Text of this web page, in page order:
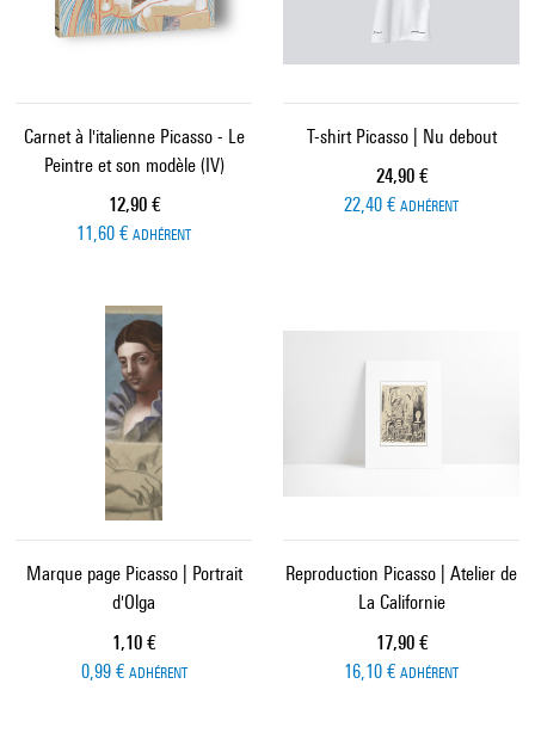
Carnet à l'italienne Picasso - Le
Peintre et son modèle (IV)
Prix ​​actuel
12,90 €
11,60 € ADHÉRENT
T-shirt Picasso | Nu debout
Prix ​​actuel
24,90 €
22,40 € ADHÉRENT
Marque page Picasso | Portrait
d'Olga
Prix ​​actuel
1,10 €
0,99 € ADHÉRENT
Reproduction Picasso | Atelier de
La Californie
Prix ​​actuel
17,90 €
16,10 € ADHÉRENT